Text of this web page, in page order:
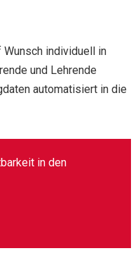
Wunsch individuell in
und Lehrende
automatisiert in die
in den